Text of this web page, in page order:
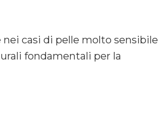
casi di pelle molto sensibile
fondamentali per la